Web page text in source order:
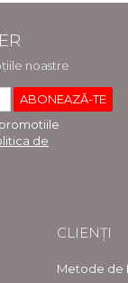
noastre
de
CLIENȚI
Metode de